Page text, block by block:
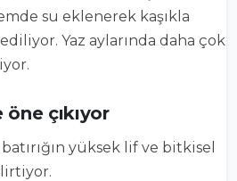
su eklenerek kaşıkla
Yaz aylarında daha çok
çıkıyor
yüksek lif ve bitkisel